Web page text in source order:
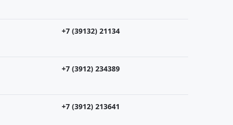
+7 (39132) 21134
+7 (3912) 234389
+7 (3912) 213641